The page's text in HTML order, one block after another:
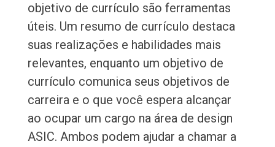
objetivo de currículo são ferramentas
úteis. Um resumo de currículo destaca
suas realizações e habilidades mais
relevantes, enquanto um objetivo de
currículo comunica seus objetivos de
carreira e o que você espera alcançar
ao ocupar um cargo na área de design
ASIC. Ambos podem ajudar a chamar a